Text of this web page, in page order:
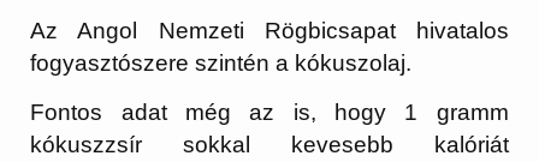
Az Angol Nemzeti Rögbicsapat hivatalos
fogyasztószere szintén a kókuszolaj.
Fontos adat még az is, hogy 1 gramm
kókuszzsír sokkal kevesebb kalóriát